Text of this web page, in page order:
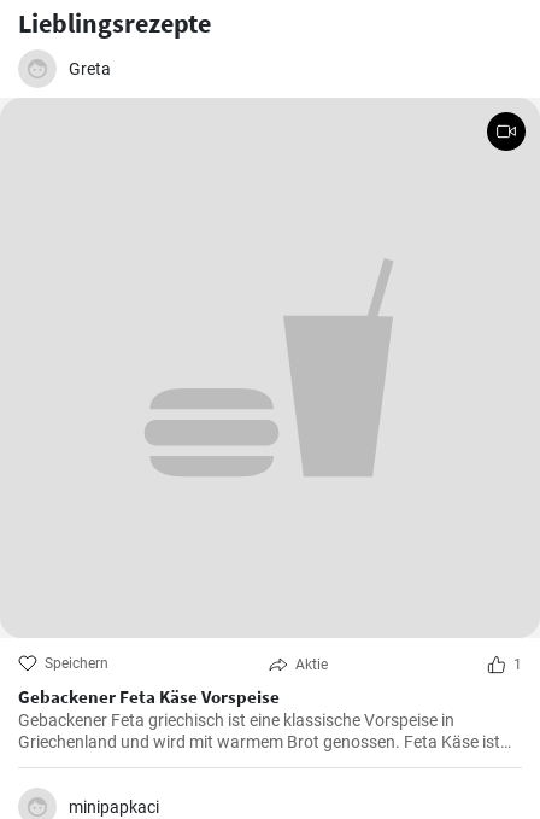
Lieblingsrezepte
Greta
Speichern Aktie 1
Gebackener Feta Käse Vorspeise
Gebackener Feta griechisch ist eine klassische Vorspeise in
Griechenland und wird mit warmem Brot genossen. Feta Käse ist
aus Schafsmilch und schmeckt pikant aber nicht zu salzig .
Gebackener Feta im Ofen ist besonders köstlich. Probieren sie es
aus.
minipapkaci